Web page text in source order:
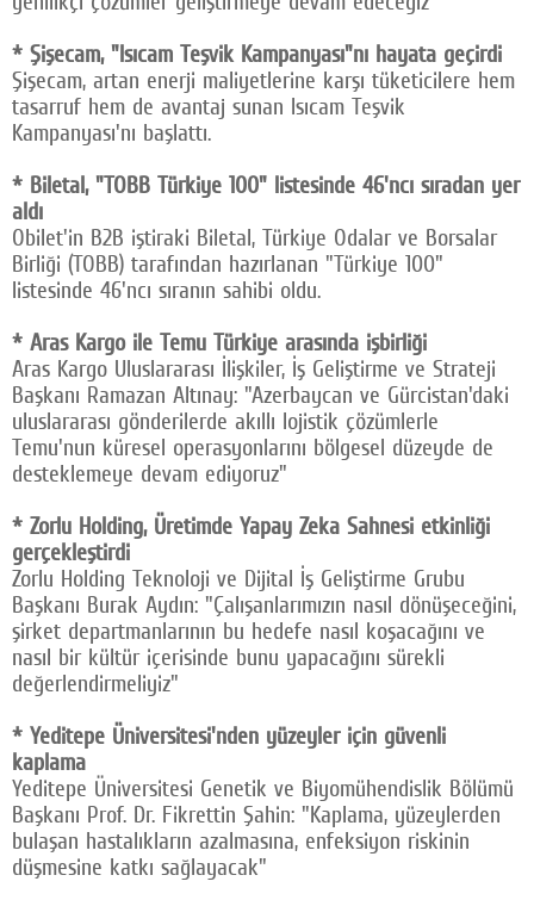
* Şişecam, "Isıcam Teşvik Kampanyası"nı hayata geçirdi
Şişecam, artan enerji maliyetlerine karşı tüketicilere hem
tasarruf hem de avantaj sunan Isıcam Teşvik
Kampanyası'nı başlattı.
* Biletal, "TOBB Türkiye 100" listesinde 46'ncı sıradan yer
aldı
Obilet'in B2B iştiraki Biletal, Türkiye Odalar ve Borsalar
Birliği (TOBB) tarafından hazırlanan "Türkiye 100"
listesinde 46'ncı sıranın sahibi oldu.
* Aras Kargo ile Temu Türkiye arasında işbirliği
Aras Kargo Uluslararası İlişkiler, İş Geliştirme ve Strateji
Başkanı Ramazan Altınay: "Azerbaycan ve Gürcistan'daki
uluslararası gönderilerde akıllı lojistik çözümlerle
Temu'nun küresel operasyonlarını bölgesel düzeyde de
desteklemeye devam ediyoruz"
* Zorlu Holding, Üretimde Yapay Zeka Sahnesi etkinliği
gerçekleştirdi
Zorlu Holding Teknoloji ve Dijital İş Geliştirme Grubu
Başkanı Burak Aydın: "Çalışanlarımızın nasıl dönüşeceğini,
şirket departmanlarının bu hedefe nasıl koşacağını ve
nasıl bir kültür içerisinde bunu yapacağını sürekli
değerlendirmeliyiz"
* Yeditepe Üniversitesi'nden yüzeyler için güvenli
kaplama
Yeditepe Üniversitesi Genetik ve Biyomühendislik Bölümü
Başkanı Prof. Dr. Fikrettin Şahin: "Kaplama, yüzeylerden
bulaşan hastalıkların azalmasına, enfeksiyon riskinin
düşmesine katkı sağlayacak"